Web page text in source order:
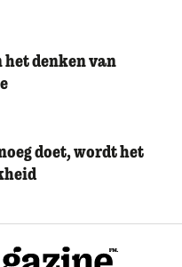
het denken van
doet, wordt het